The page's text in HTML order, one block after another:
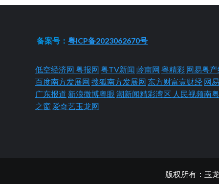
备案号：粤ICP备2023062670号
低空经济网 粤报网 粤TV新闻 岭南网 粤精彩 网易粤
百度南方发展网 搜狐南方发展网 东方财富壹财经 网易
广东报道 新浪微博粤眼 潮新闻精彩湾区 人民视频南粤
之窗 爱奇艺玉龙网
版权所有：玉